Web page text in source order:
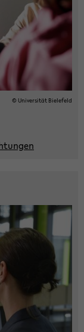
© Uni­ver­si­tät Bie­le­feld